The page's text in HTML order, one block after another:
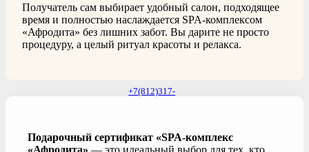
+7(812)317-
Получатель сам выбирает удобный салон, подходящее
время и полностью наслаждается SPA-комплексом
«Афродита» без лишних забот. Вы дарите не просто
процедуру, а целый ритуал красоты и релакса.
Подарочный сертификат «SPA-комплекс
«Афродита» — это идеальный выбор для тех, кто